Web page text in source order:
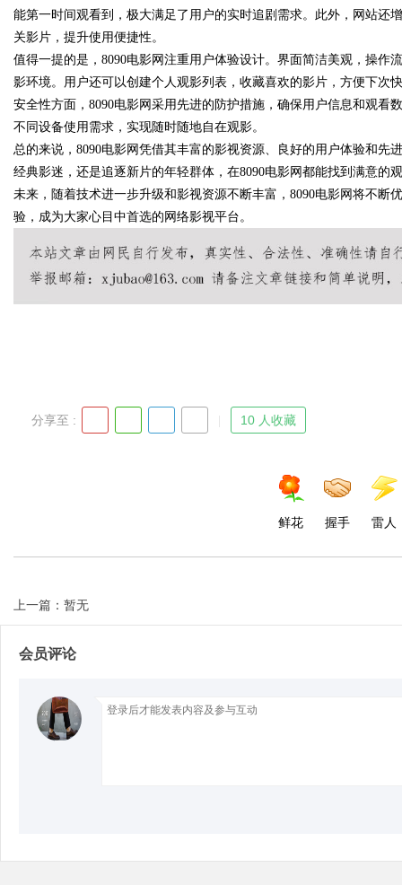
!
d
能第一时间观看到，极大满足了用户的实时追剧需求。此外，网站还
关影片，提升使用便捷性。
值得一提的是，8090电影网注重用户体验设计。界面简洁美观，操
影环境。用户还可以创建个人观影列表，收藏喜欢的影片，方便下次
安全性方面，8090电影网采用先进的防护措施，确保用户信息和观
不同设备使用需求，实现随时随地自在观影。
总的来说，8090电影网凭借其丰富的影视资源、良好的用户体验和
经典影迷，还是追逐新片的年轻群体，在8090电影网都能找到满意的
未来，随着技术进一步升级和影视资源不断丰富，8090电影网将不
验，成为大家心目中首选的网络影视平台。
分享至 : 10 人收藏
鲜花 握手 雷人
上一篇：暂无
会员评论